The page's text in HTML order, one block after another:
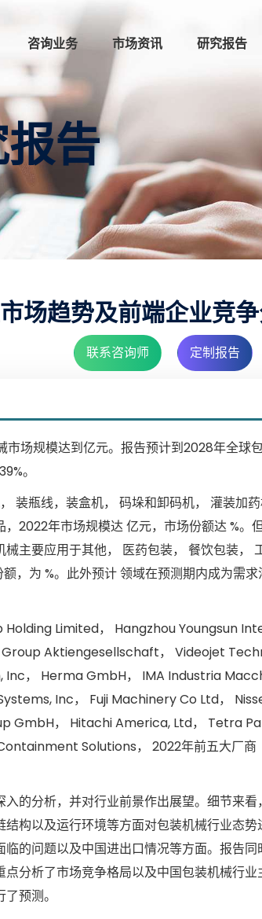
咨询业务 市场资讯 研究报告
告
场趋势及前端企业竞争
联系咨询师 定制报告
场规模达到亿元。报告预计到2028年全球
。
装瓶线，装盒机， 码垛和卸码机， 灌装加
2022年市场规模达 亿元，市场份额达 %。
主要应用于其他， 医药包装， 餐饮包装，
，为 %。此外预计 领域在预测期内成为需求
Limited， Hangzhou Youngsun
Aktiengesellschaft， Videojet
， Herma GmbH， IMA Industria
Inc， Fuji Machinery Co Ltd，
GmbH， Hitachi America, Ltd， Tetra
Solutions， 2022年前五大厂商
的分析，并对行业前景作出展望。细节来看
构以及运行环境等方面对包装机械行业态势
的问题以及中国进出口情况等方面。报告同
分析了市场竞争格局以及中国包装机械行业
预测。